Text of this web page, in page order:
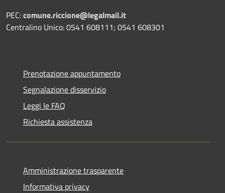
PEC:comune.riccione@legalmail.it
Centralino Unico: 0541 608111; 0541 608301
Prenotazione appuntamento
Segnalazione disservizio
Leggi le FAQ
Richiesta assistenza
Amministrazione trasparente
Informativa privacy